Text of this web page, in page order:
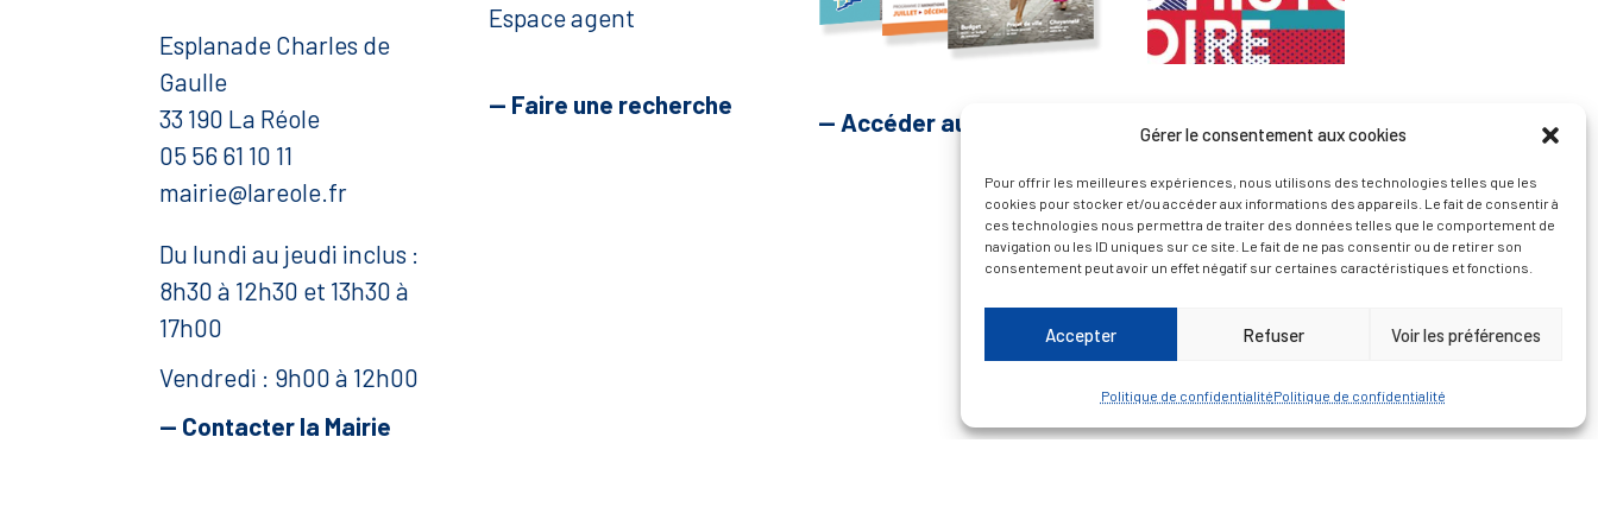
Gérer le consentement aux cookies
Pour offrir les meilleures expériences, nous utilisons des technologies telles que les
cookies pour stocker et/ou accéder aux informations des appareils. Le fait de consentir à
ces technologies nous permettra de traiter des données telles que le comportement de
navigation ou les ID uniques sur ce site. Le fait de ne pas consentir ou de retirer son
consentement peut avoir un effet négatif sur certaines caractéristiques et fonctions.
Accepter Refuser Voir les préférences
Politique de confidentialitéPolitique de confidentialité
Esplanade Charles de
Gaulle
33 190 La Réole
05 56 61 10 11
mairie@lareole.fr
Du lundi au jeudi inclus :
8h30 à 12h30 et 13h30 à
17h00
Vendredi : 9h00 à 12h00
— Contacter la Mairie
Espace agent
— Faire une recherche
— Accéder au kiosque — Découvrir et visiter